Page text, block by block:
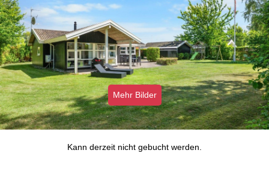
Mehr Bilder
Kann derzeit nicht gebucht werden.